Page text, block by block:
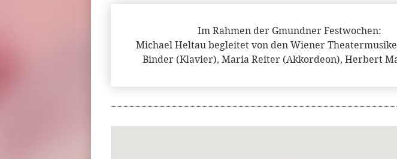
Im Rahmen der Gmundner Festwochen:
Michael Heltau begleitet von den Wiener
Binder (Klavier), Maria Reiter (Akkordeon), Herbert